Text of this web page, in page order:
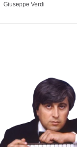
Giuseppe Verdi